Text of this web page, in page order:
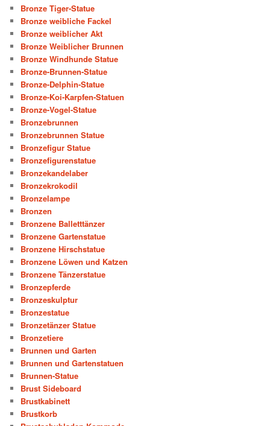
Bronze Tiger-Statue
Bronze weibliche Fackel
Bronze weiblicher Akt
Bronze Weiblicher Brunnen
Bronze Windhunde Statue
Bronze-Brunnen-Statue
Bronze-Delphin-Statue
Bronze-Koi-Karpfen-Statuen
Bronze-Vogel-Statue
Bronzebrunnen
Bronzebrunnen Statue
Bronzefigur Statue
Bronzefigurenstatue
Bronzekandelaber
Bronzekrokodil
Bronzelampe
Bronzen
Bronzene Balletttänzer
Bronzene Gartenstatue
Bronzene Hirschstatue
Bronzene Löwen und Katzen
Bronzene Tänzerstatue
Bronzepferde
Bronzeskulptur
Bronzestatue
Bronzetänzer Statue
Bronzetiere
Brunnen und Garten
Brunnen und Gartenstatuen
Brunnen-Statue
Brust Sideboard
Brustkabinett
Brustkorb